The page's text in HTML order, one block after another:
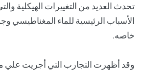
تحدث العديد من التغييرات الهيكلية
الأسباب الرئيسية للماء المغناطيسي
خاصه.
وقد أظهرت التجارب التي أجريت علي